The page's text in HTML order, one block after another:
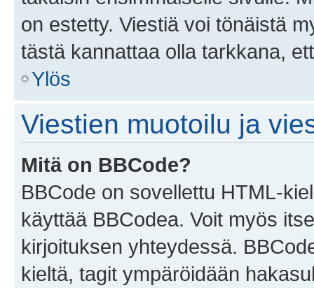
on estetty. Viestiä voi tönäistä
tästä kannattaa olla tarkkana,
Ylös
Viestien muotoilu ja
Mitä on BBCode?
BBCode on sovellettu HTML-
käyttää BBCodea. Voit myös
kirjoituksen yhteydessä.
kieltä, tagit ympäröidään